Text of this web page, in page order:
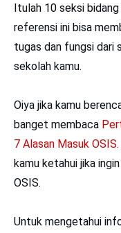
Itulah 10 seksi
referensi ini bisa
tugas dan fungsi dari
sekolah kamu.
Oiya jika kamu
banget membaca
7 Alasan Masuk OSIS.
kamu ketahui jika
OSIS.
Untuk mengetahui